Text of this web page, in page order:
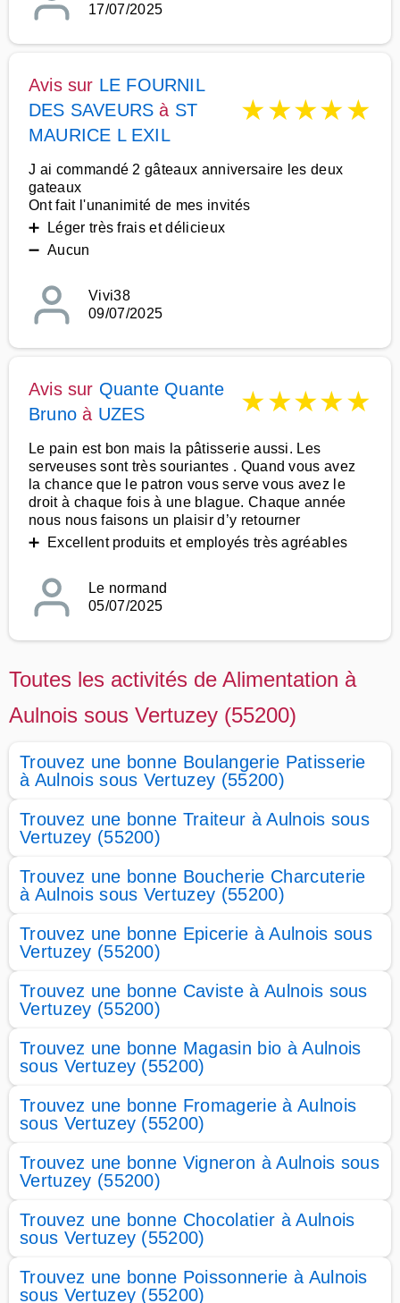
17/07/2025
Avis sur LE FOURNIL
DES SAVEURS à ST
MAURICE L EXIL
★★★★★
J ai commandé 2 gâteaux anniversaire les deux
gateaux
Ont fait l'unanimité de mes invités
➕ Léger très frais et délicieux
➖ Aucun
Vivi38
09/07/2025
Avis sur Quante Quante
Bruno à UZES ★★★★★
Le pain est bon mais la pâtisserie aussi. Les
serveuses sont très souriantes . Quand vous avez
la chance que le patron vous serve vous avez le
droit à chaque fois à une blague. Chaque année
nous nous faisons un plaisir d’y retourner
➕ Excellent produits et employés très agréables
Le normand
05/07/2025
Toutes les activités de Alimentation à
Aulnois sous Vertuzey (55200)
Trouvez une bonne Boulangerie Patisserie
à Aulnois sous Vertuzey (55200)
Trouvez une bonne Traiteur à Aulnois sous
Vertuzey (55200)
Trouvez une bonne Boucherie Charcuterie
à Aulnois sous Vertuzey (55200)
Trouvez une bonne Epicerie à Aulnois sous
Vertuzey (55200)
Trouvez une bonne Caviste à Aulnois sous
Vertuzey (55200)
Trouvez une bonne Magasin bio à Aulnois
sous Vertuzey (55200)
Trouvez une bonne Fromagerie à Aulnois
sous Vertuzey (55200)
Trouvez une bonne Vigneron à Aulnois sous
Vertuzey (55200)
Trouvez une bonne Chocolatier à Aulnois
sous Vertuzey (55200)
Trouvez une bonne Poissonnerie à Aulnois
sous Vertuzey (55200)